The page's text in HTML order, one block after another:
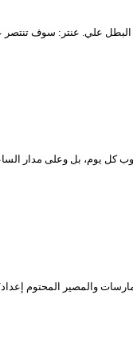
علي. عنتر: سوف تنتصر
كل يوم، بل وعلى مدار
والمصير المحتوم